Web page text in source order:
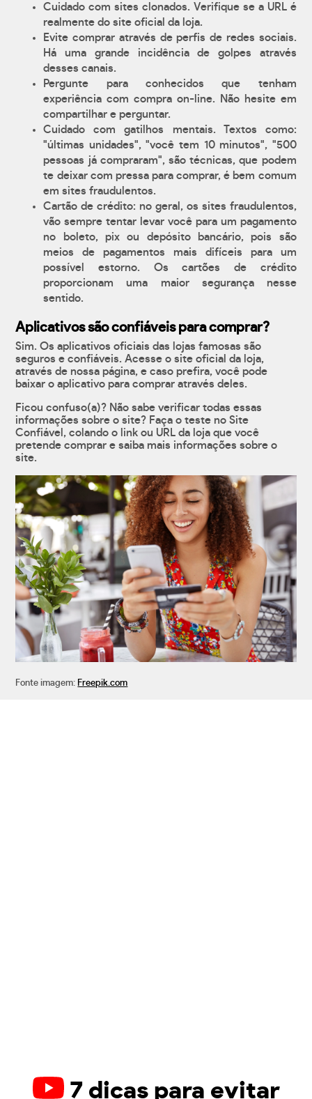
Cuidado com sites clonados. Verifique se a URL é
realmente do site oficial da loja.
Evite comprar através de perfis de redes sociais.
Há uma grande incidência de golpes através
desses canais.
Pergunte para conhecidos que tenham
experiência com compra on-line. Não hesite em
compartilhar e perguntar.
Cuidado com gatilhos mentais. Textos como:
"últimas unidades", "você tem 10 minutos", "500
pessoas já compraram", são técnicas, que podem
te deixar com pressa para comprar, é bem comum
em sites fraudulentos.
Cartão de crédito: no geral, os sites fraudulentos,
vão sempre tentar levar você para um pagamento
no boleto, pix ou depósito bancário, pois são
meios de pagamentos mais difíceis para um
possível estorno. Os cartões de crédito
proporcionam uma maior segurança nesse
sentido.
Aplicativos são confiáveis para comprar?
Sim. Os aplicativos oficiais das lojas famosas são
seguros e confiáveis. Acesse o site oficial da loja,
através de nossa página, e caso prefira, você pode
baixar o aplicativo para comprar através deles.
Ficou confuso(a)? Não sabe verificar todas essas
informações sobre o site? Faça o teste no Site
Confiável, colando o link ou URL da loja que você
pretende comprar e saiba mais informações sobre o
site.
Fonte imagem: Freepik.com
7 dicas para evitar